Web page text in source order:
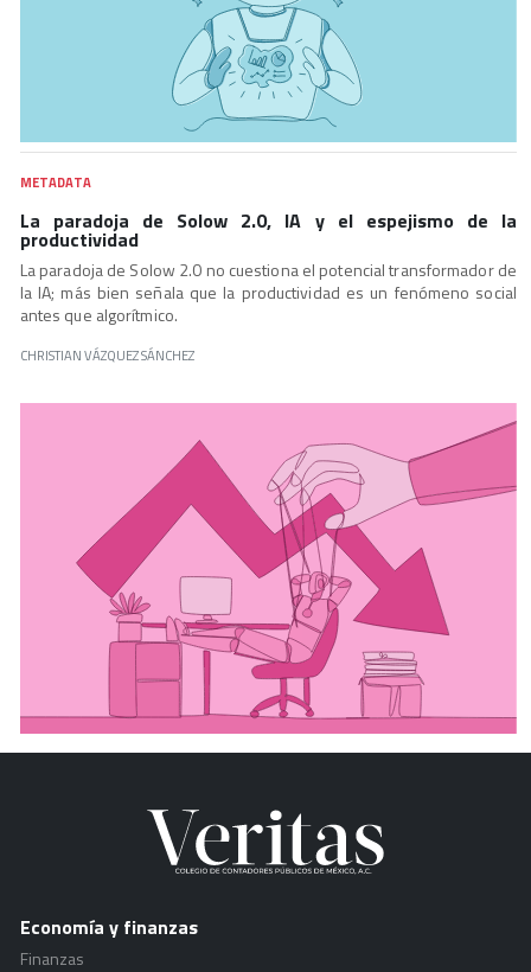
METADATA
La paradoja de Solow 2.0, IA y el espejismo de la
productividad
La paradoja de Solow 2.0 no cuestiona el potencial transformador de
la IA; más bien señala que la productividad es un fenómeno social
antes que algorítmico.
CHRISTIAN VÁZQUEZ SÁNCHEZ
Economía y finanzas
Finanzas